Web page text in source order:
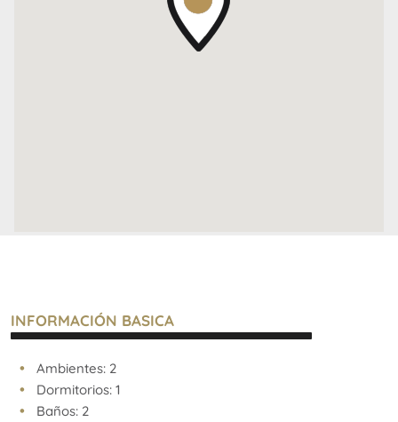
propietario y pueden no estar actualizados a la hora
de la visualización de este aviso por lo cual pueden
arrojar inexactitudes y discordancias con las que
INFORMACIÓN BASICA
Ambientes: 2
Dormitorios: 1
Baños: 2